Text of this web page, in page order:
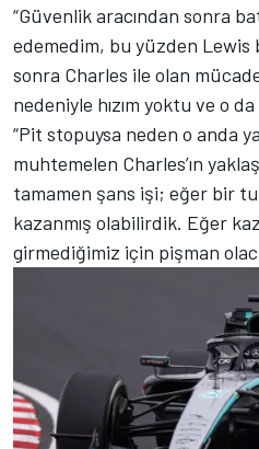
“Güvenlik aracından sonra
edemedim, bu yüzden Lewis
sonra Charles ile olan
nedeniyle hızım yoktu ve o
“Pit stopuysa neden o anda
muhtemelen Charles’ın
tamamen şans işi; eğer bir tur
kazanmış olabilirdik. Eğer
girmediğimiz için pişman